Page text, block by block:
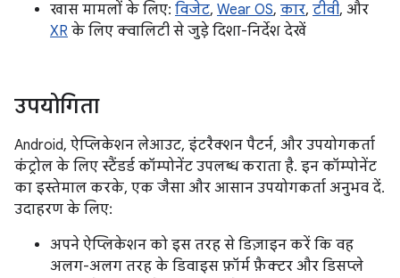
खास मामलों के लिए: विजेट, Wear OS, कार, टीवी, और
XR के लिए क्वालिटी से जुड़े दिशा-निर्देश देखें
उपयोगिता
Android, ऐप्लिकेशन लेआउट, इंटरैक्शन पैटर्न, और उपयोगकर्ता
कंट्रोल के लिए स्टैंडर्ड कॉम्पोनेंट उपलब्ध कराता है. इन कॉम्पोनेंट
का इस्तेमाल करके, एक जैसा और आसान उपयोगकर्ता अनुभव दें.
उदाहरण के लिए:
अपने ऐप्लिकेशन को इस तरह से डिज़ाइन करें कि वह
अलग-अलग तरह के डिवाइस फ़ॉर्म फ़ैक्टर और डिसप्ले